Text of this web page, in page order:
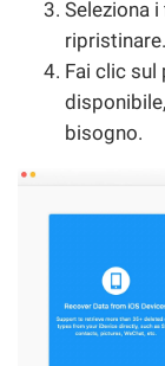
Seleziona
ripristinare.
Fai clic sul
bisogno.